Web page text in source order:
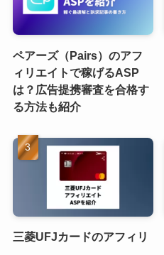
ペアーズ（Pairs）のアフ
ィリエイトで稼げるASP
は？広告提携審査を合格す
る方法も紹介
三菱UFJカードのアフィリ